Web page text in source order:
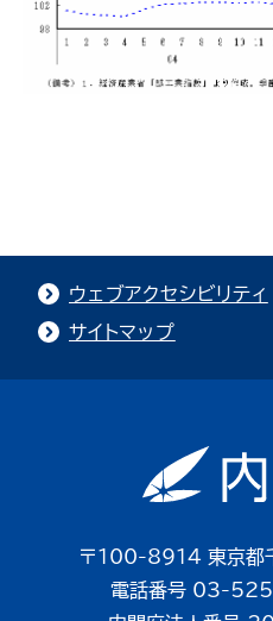
ウェブアクセシビリティ
サイトマップ
〒100-8914 東京都
電話番号 03-